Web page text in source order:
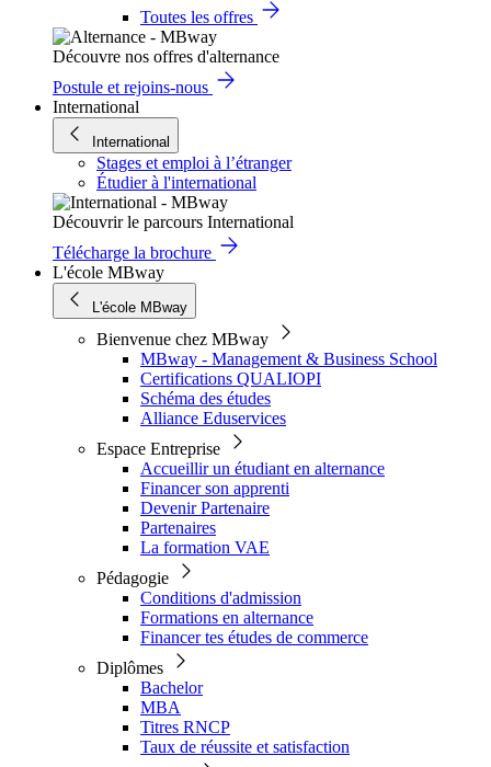
Toutes les offres
Découvre nos offres d'alternance
Postule et rejoins-nous
International
International
Stages et emploi à l’étranger
Étudier à l'international
Découvrir le parcours International
Télécharge la brochure
L'école MBway
L'école MBway
Bienvenue chez MBway
MBway - Management & Business School
Certifications QUALIOPI
Schéma des études
Alliance Eduservices
Espace Entreprise
Accueillir un étudiant en alternance
Financer son apprenti
Devenir Partenaire
Partenaires
La formation VAE
Pédagogie
Conditions d'admission
Formations en alternance
Financer tes études de commerce
Diplômes
Bachelor
MBA
Titres RNCP
Taux de réussite et satisfaction